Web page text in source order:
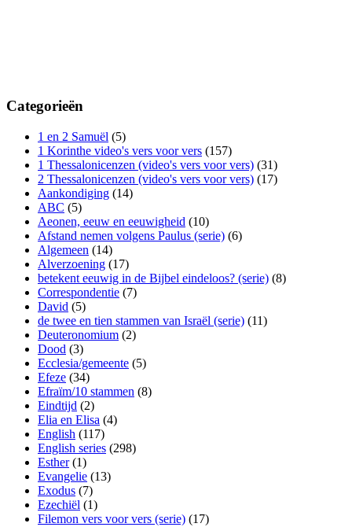
Categorieën
1 en 2 Samuël (5)
1 Korinthe video's vers voor vers (157)
1 Thessalonicenzen (video's vers voor vers) (31)
2 Thessalonicenzen (video's vers voor vers) (17)
Aankondiging (14)
ABC (5)
Aeonen, eeuw en eeuwigheid (10)
Afstand nemen volgens Paulus (serie) (6)
Algemeen (14)
Alverzoening (17)
betekent eeuwig in de Bijbel eindeloos? (serie) (8)
Correspondentie (7)
David (5)
de twee en tien stammen van Israël (serie) (11)
Deuteronomium (2)
Dood (3)
Ecclesia/gemeente (5)
Efeze (34)
Efraïm/10 stammen (8)
Eindtijd (2)
Elia en Elisa (4)
English (117)
English series (298)
Esther(1)
Evangelie (13)
Exodus (7)
Ezechiël (1)
Filemon vers voor vers (serie) (17)